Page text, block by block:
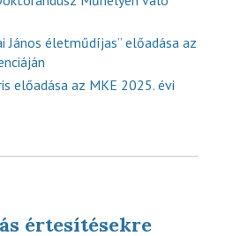
János életműdíjas” előadása az
előadása az MKE 2025. évi
értesítésekre